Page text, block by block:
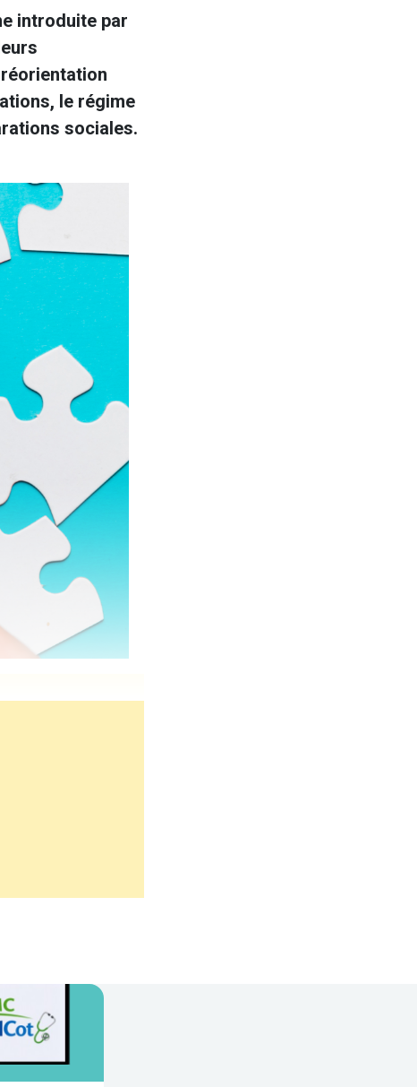
introduite par
le régime
sociales.